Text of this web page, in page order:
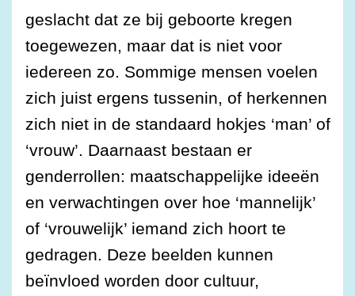
geslacht dat ze bij geboorte kregen
toegewezen, maar dat is niet voor
iedereen zo. Sommige mensen voelen
zich juist ergens tussenin, of herkennen
zich niet in de standaard hokjes ‘man’ of
‘vrouw’. Daarnaast bestaan er
genderrollen: maatschappelijke ideeën
en verwachtingen over hoe ‘mannelijk’
of ‘vrouwelijk’ iemand zich hoort te
gedragen. Deze beelden kunnen
beïnvloed worden door cultuur,